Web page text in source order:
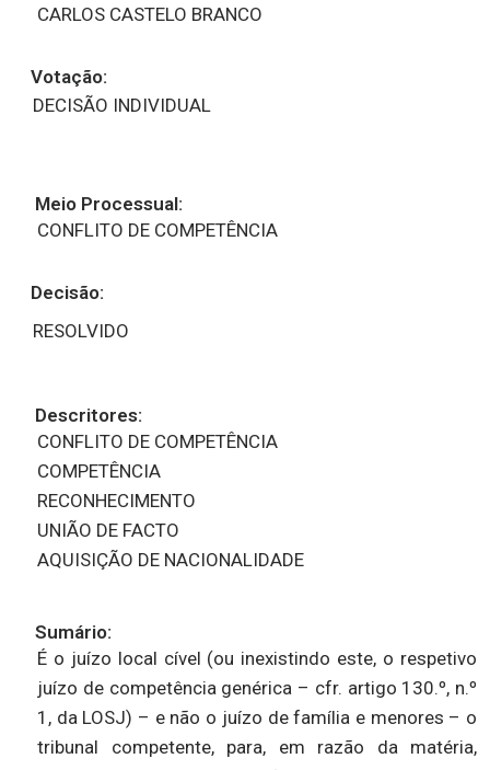
CARLOS CASTELO BRANCO
Votação:
DECISÃO INDIVIDUAL
Meio Processual:
CONFLITO DE COMPETÊNCIA
Decisão:
RESOLVIDO
Descritores:
CONFLITO DE COMPETÊNCIA
COMPETÊNCIA
RECONHECIMENTO
UNIÃO DE FACTO
AQUISIÇÃO DE NACIONALIDADE
Sumário:
É o juízo local cível (ou inexistindo este, o respetivo
juízo de competência genérica – cfr. artigo 130.º, n.º
1, da LOSJ) – e não o juízo de família e menores – o
tribunal competente, para, em razão da matéria,